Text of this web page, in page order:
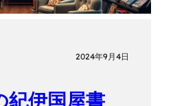
2024年9月4日
紀伊国屋書